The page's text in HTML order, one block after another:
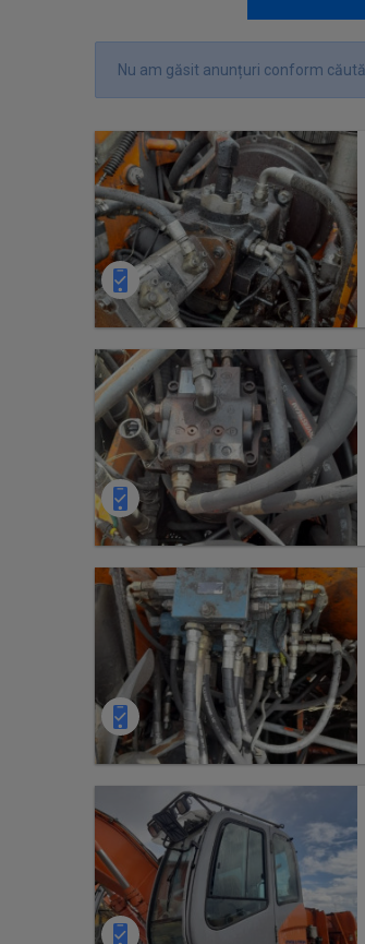
Nu am găsit anunțuri conform